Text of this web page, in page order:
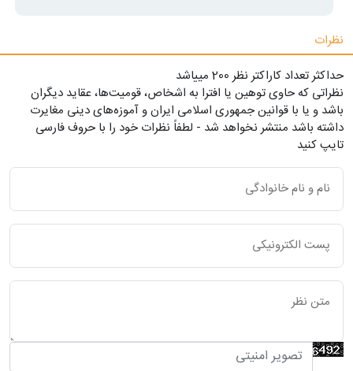
نظرات
حداکثر تعداد کاراکتر نظر 200 ميياشد
نظراتی که حاوی توهین یا افترا به اشخاص، قومیت‌ها، عقاید دیگران
باشد و یا با قوانین جمهوری اسلامی ایران و آموزه‌های دینی مغایرت
داشته باشد منتشر نخواهد شد - لطفاً نظرات خود را با حروف فارسی
تایپ کنید